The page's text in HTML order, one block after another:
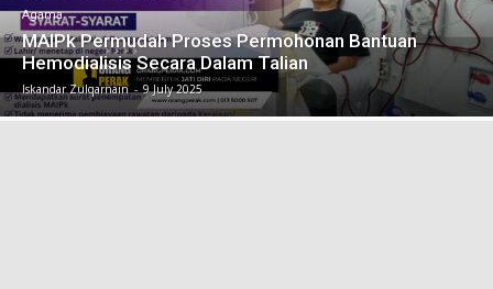
Agama
MAIPk Permudah Proses Permohonan Bantuan
Hemodialisis Secara Dalam Talian
Iskandar Zulqarnain - 9 July 2025